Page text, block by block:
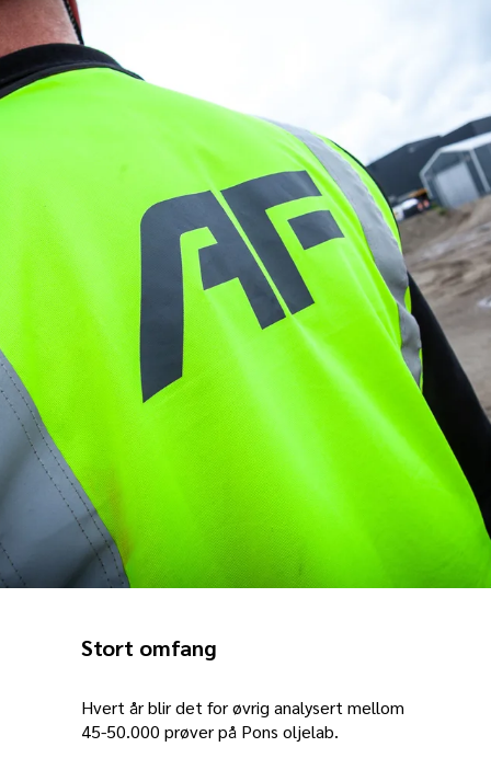
Hvert år blir det for øvrig analysert mellom
45-50.000 prøver på Pons oljelab.
Stort omfang